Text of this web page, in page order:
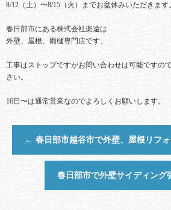
8/12（土）〜8/15（火）までお盆休みいただきます。
春日部市にある株式会社楽遠は
外壁、屋根、雨樋専門店です。
工事はストップですがお問い合わせは可能ですの
さい。
16日〜は通常営業なのでよろしくお願いします。
← 春日部市越谷市で外壁、屋根リフ
春日部市で外壁サイディング